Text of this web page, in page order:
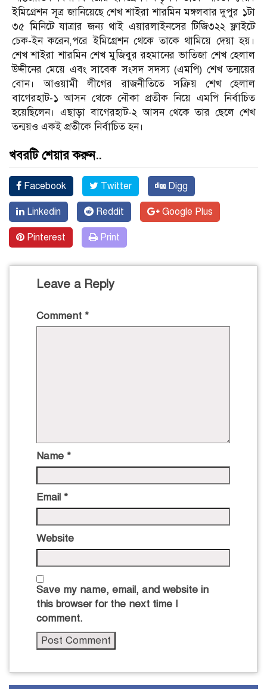
ইমিগ্রেশন সূত্র জানিয়েছে শেখ শাইরা শারমিন মঙ্গলবার দুপুর ১টা
৩৫ মিনিটে যাত্রার জন্য থাই এয়ারলাইনসের টিজি৩২২ ফ্লাইটে
চেক-ইন করেন,পরে ইমিগ্রেশন থেকে তাকে থামিয়ে দেয়া হয়।
শেখ শাইরা শারমিন শেখ মুজিবুর রহমানের ভাতিজা শেখ হেলাল
উদ্দীনের মেয়ে এবং সাবেক সংসদ সদস্য (এমপি) শেখ তন্ময়ের
বোন। আওয়ামী লীগের রাজনীতিতে সক্রিয় শেখ হেলাল
বাগেরহাট-১ আসন থেকে নৌকা প্রতীক নিয়ে এমপি নির্বাচিত
হয়েছিলেন। এছাড়া বাগেরহাট-২ আসন থেকে তার ছেলে শেখ
তন্ময়ও একই প্রতীকে নির্বাচিত হন।
খবরটি শেয়ার করুন..
Facebook Twitter Digg
Linkedin Reddit Google Plus
Pinterest Print
Leave a Reply
Comment *
Name *
Email *
Website
Save my name, email, and website in
this browser for the next time I
comment.